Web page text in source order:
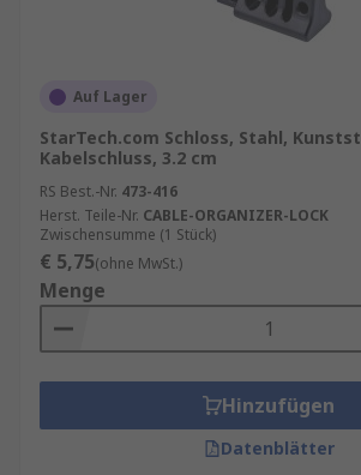
Auf Lager
StarTech.com Schloss, Stahl,
Kabelschluss, 3.2 cm
RS Best.-Nr. 473-416
Herst. Teile-Nr. CABLE-ORGANIZER-LOCK
Zwischensumme (1 Stück)
€ 5,75(ohne MwSt.)
Menge
Hinzufügen
Datenblätter